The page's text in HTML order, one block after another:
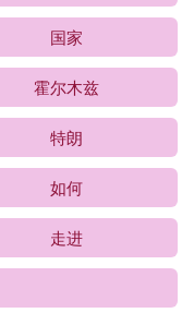
国家
霍尔木兹
特朗
如何
走进